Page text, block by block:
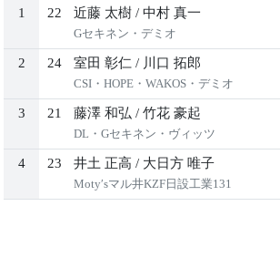
1 22 近藤 太樹 / 中村 真一
Gセキネン・デミオ
2 24 室田 彰仁 / 川口 拓郎
CSI・HOPE・WAKOS・デミオ
3 21 藤澤 和弘 / 竹花 豪起
DL・Gセキネン・ヴィッツ
4 23 井土 正高 / 大日方 唯子
Мoty′sマル井KZF日設工業131